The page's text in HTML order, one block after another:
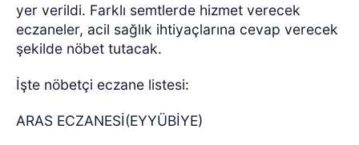
yer verildi. Farklı semtlerde hizmet verecek
eczaneler, acil sağlık ihtiyaçlarına cevap verecek
şekilde nöbet tutacak.
İşte nöbetçi eczane listesi:
ARAS ECZANESİ(EYYÜBİYE)